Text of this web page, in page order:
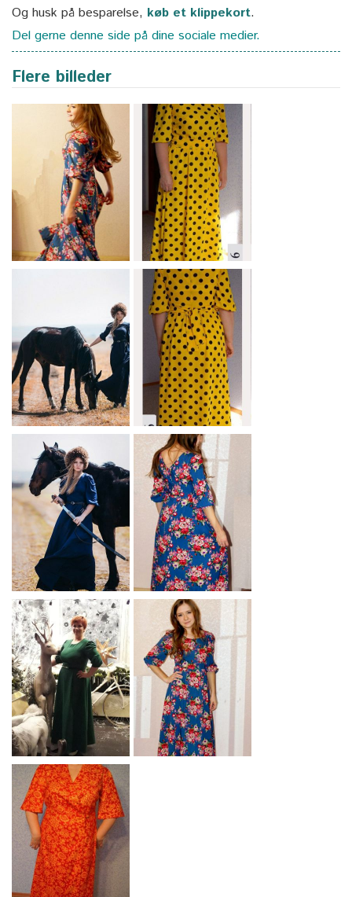
Og husk på besparelse, køb et klippekort.
Del gerne denne side på dine sociale medier.
Flere billeder